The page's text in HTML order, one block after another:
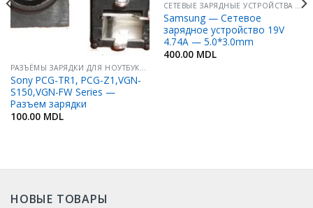
РАЗЪЁМЫ ЗАРЯДКИ ДЛЯ НОУТБУКОВ / НЕТБУКОВ
Sony PCG-TR1, PCG-Z1,VGN-
S150,VGN-FW Series —
Разъем зарядки
100.00 MDL
СЕТЕВЫЕ ЗАРЯДНЫЕ УСТРОЙСТВА ДЛЯ НОУТБУКОВ / НЕТБУКОВ
Samsung — Сетевое
зарядное устройство 19V
4.74A — 5.0*3.0mm
400.00 MDL
НОВЫЕ ТОВАРЫ